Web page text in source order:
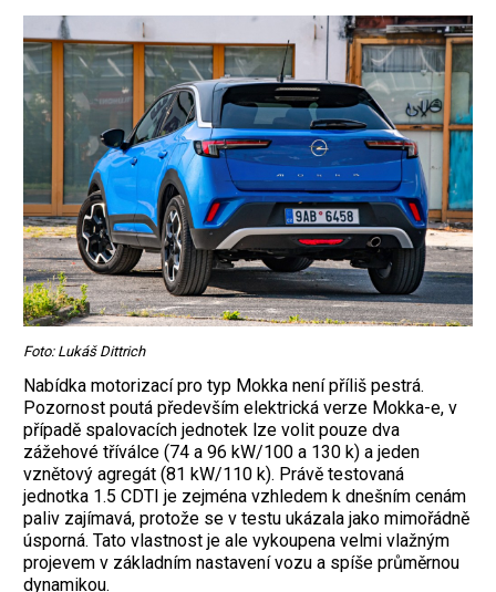
Foto: Lukáš Dittrich
Nabídka motorizací pro typ Mokka není příliš pestrá.
Pozornost poutá především elektrická verze Mokka-e, v
případě spalovacích jednotek lze volit pouze dva
zážehové tříválce (74 a 96 kW/100 a 130 k) a jeden
vznětový agregát (81 kW/110 k). Právě testovaná
jednotka 1.5 CDTI je zejména vzhledem k dnešním cenám
paliv zajímavá, protože se v testu ukázala jako mimořádně
úsporná. Tato vlastnost je ale vykoupena velmi vlažným
projevem v základním nastavení vozu a spíše průměrnou
dynamikou.